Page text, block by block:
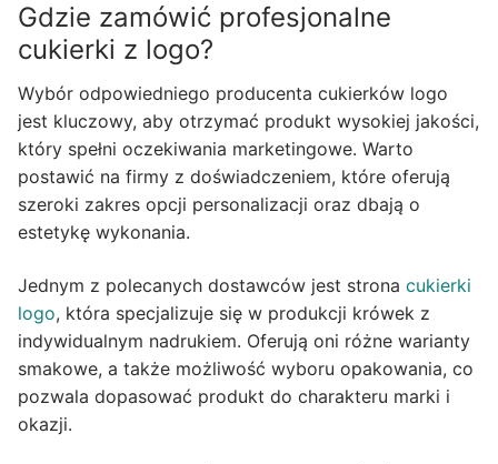
Gdzie zamówić profesjonalne
cukierki z logo?
Wybór odpowiedniego producenta cukierków logo
jest kluczowy, aby otrzymać produkt wysokiej jakości,
który spełni oczekiwania marketingowe. Warto
postawić na firmy z doświadczeniem, które oferują
szeroki zakres opcji personalizacji oraz dbają o
estetykę wykonania.
Jednym z polecanych dostawców jest strona cukierki
logo, która specjalizuje się w produkcji krówek z
indywidualnym nadrukiem. Oferują oni różne warianty
smakowe, a także możliwość wyboru opakowania, co
pozwala dopasować produkt do charakteru marki i
okazji.